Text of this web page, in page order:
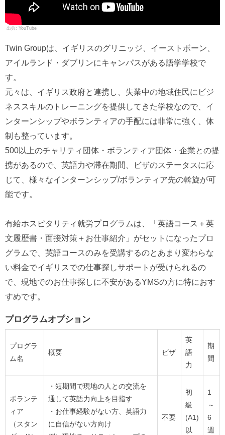
YouTube
Twin Groupは、イギリスのグリニッジ、イーストボーン、
アイルランド・ダブリンにキャンパスがある語学学校で
す。
元々は、イギリス政府と連携し、失業中の地域住民にビジ
ネススキルのトレーニングを提供してきた学校なので、イ
ンターンシップやボランティアの手配には非常に強く、体
制も整っています。
500以上のチャリティ団体・ボランティア団体・企業との提
携があるので、英語力や滞在期間、ビザのステータスに応
じて、様々なインターンシップ/ボランティア先の斡旋が可
能です。
有給ホスピタリティ就労プログラムは、「英語コース＋英
文履歴書・面接対策＋お仕事紹介」がセットになったプロ
グラムで、英語コースのみを受講するのとあまり変わらな
い料金でイギリスでの仕事探しサポートが受けられるの
で、現地でのお仕事探しに不安があるYMSの方に特におす
すめです。
プログラムオプション
プログラ
ム名
概要 ビザ
英
語
力
期
間
ボランテ
ィア
（スタン
・短期間で現地の人との交流を
通して英語力向上を目指す
・お仕事経験がない方、英語力
に自信がない方向け
不要
初
級
(A1)
以
1
～
6
週